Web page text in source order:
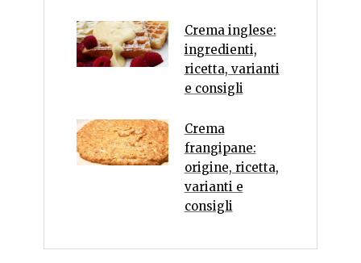
Crema inglese:
ingredienti,
ricetta, varianti
e consigli
Crema
frangipane:
origine, ricetta,
varianti e
consigli